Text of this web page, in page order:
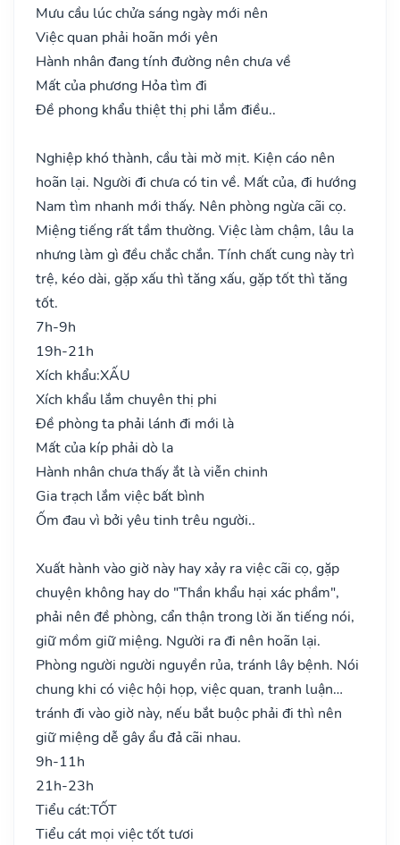
Mưu cầu lúc chửa sáng ngày mới nên
Việc quan phải hoãn mới yên
Hành nhân đang tính đường nên chưa về
Mất của phương Hỏa tìm đi
Đề phong khẩu thiệt thị phi lắm điều..
Nghiệp khó thành, cầu tài mờ mịt. Kiện cáo nên
hoãn lại. Người đi chưa có tin về. Mất của, đi hướng
Nam tìm nhanh mới thấy. Nên phòng ngừa cãi cọ.
Miệng tiếng rất tầm thường. Việc làm chậm, lâu la
nhưng làm gì đều chắc chắn. Tính chất cung này trì
trệ, kéo dài, gặp xấu thì tăng xấu, gặp tốt thì tăng
tốt.
7h-9h
19h-21h
Xích khẩu:XẤU
Xích khẩu lắm chuyên thị phi
Đề phòng ta phải lánh đi mới là
Mất của kíp phải dò la
Hành nhân chưa thấy ắt là viễn chinh
Gia trạch lắm việc bất bình
Ốm đau vì bởi yêu tinh trêu người..
Xuất hành vào giờ này hay xảy ra việc cãi cọ, gặp
chuyện không hay do "Thần khẩu hại xác phầm",
phải nên đề phòng, cẩn thận trong lời ăn tiếng nói,
giữ mồm giữ miệng. Người ra đi nên hoãn lại.
Phòng người người nguyền rủa, tránh lây bệnh. Nói
chung khi có việc hội họp, việc quan, tranh luận…
tránh đi vào giờ này, nếu bắt buộc phải đi thì nên
giữ miệng dễ gây ẩu đả cãi nhau.
9h-11h
21h-23h
Tiểu cát:TỐT
Tiểu cát mọi việc tốt tươi